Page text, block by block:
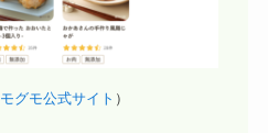
モグモ公式サイト ）